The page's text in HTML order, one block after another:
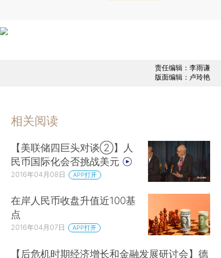
责任编辑：李雨谦
版面编辑：卢玲艳
相关阅读
【美联储四巨头对谈②】人
民币国际化会否挑战美元
2016年04月08日 APP打开
在岸人民币收盘升值近100基
点
2016年04月07日 APP打开
【后危机时期经济增长和金融发展研讨会】德